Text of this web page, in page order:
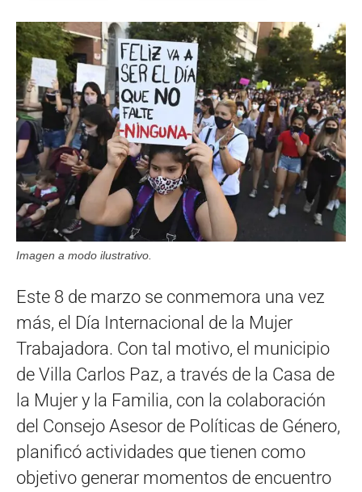
Imagen a modo ilustrativo.
Este 8 de marzo se conmemora una vez
más, el Día Internacional de la Mujer
Trabajadora. Con tal motivo, el municipio
de Villa Carlos Paz, a través de la Casa de
la Mujer y la Familia, con la colaboración
del Consejo Asesor de Políticas de Género,
planificó actividades que tienen como
objetivo generar momentos de encuentro